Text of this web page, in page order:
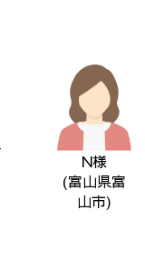
N様
(富山県富
山市)